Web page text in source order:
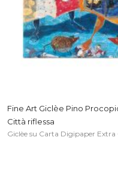
Fine Art Giclèe Pino
Città riflessa
Giclèe su Carta Digipaper